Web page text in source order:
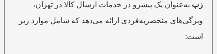
زپبه‌عنوان یک پیشرو در خدمات ارسال کالا در تهران،
ویژگی‌های منحصربه‌فردی ارائه می‌دهد که شامل موارد زیر
است: